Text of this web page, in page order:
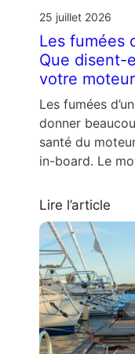
25 juillet 2026
Les fumées
Que disent-
votre
Les fumées
donner
santé du
in-board. Le
Lire l’article